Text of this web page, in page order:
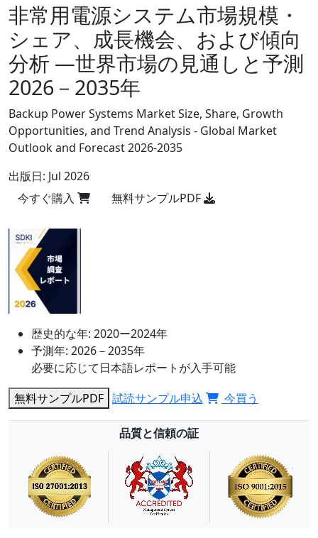
非常用電源システム市場規模・
シェア、成長機会、および傾向
分析 ―世界市場の見通しと予測
2026－2035年
Backup Power Systems Market Size, Share, Growth
Opportunities, and Trend Analysis - Global Market
Outlook and Forecast 2026-2035
出版日: Jul 2026
今すぐ購入
無料サンプルPDF
歴史的な年: 2020ー2024年
予測年: 2026－2035年
必要に応じて日本語レポートが入手可能
無料サンプルPDF 試読サンプル申込 今買う
品質と信頼の証